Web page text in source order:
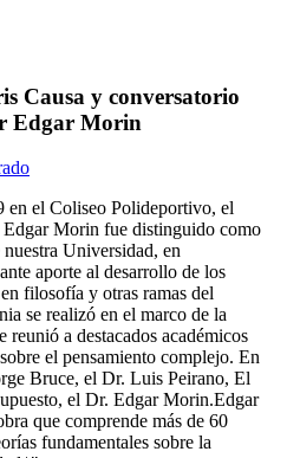
Causa y conversatorio
Edgar Morin
en el Coliseo Polideportivo, el
Morin fue distinguido como
Universidad, en
aporte al desarrollo de los
filosofía y otras ramas del
se realizó en el marco de la
reunió a destacados académicos
el pensamiento complejo. En
Bruce, el Dr. Luis Peirano, El
el Dr. Edgar Morin.Edgar
que comprende más de 60
fundamentales sobre la